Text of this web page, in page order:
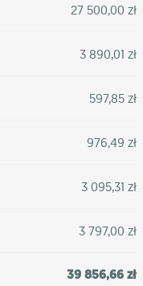
27 500,00 zł
3 890,01 zł
597,85 zł
976,49 zł
3 095,31 zł
3 797,00 zł
39 856,66 zł